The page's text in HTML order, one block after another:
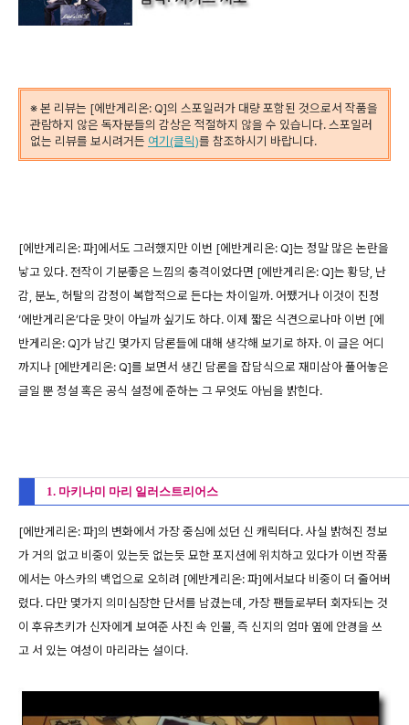
※ 본 리뷰는 [에반게리온: Q]의 스포일러가 대량 포함된 것으로서 작품을
관람하지 않은 독자분들의 감상은 적절하지 않을 수 있습니다. 스포일러
없는 리뷰를 보시려거든 여기(클릭)를 참조하시기 바랍니다.
[에반게리온: 파]에서도 그러했지만 이번 [에반게리온: Q]는 정말 많은 논란을
낳고 있다. 전작이 기분좋은 느낌의 충격이었다면 [에반게리온: Q]는 황당, 난
감, 분노, 허탈의 감정이 복합적으로 든다는 차이일까. 어쨌거나 이것이 진정
‘에반게리온’다운 맛이 아닐까 싶기도 하다. 이제 짧은 식견으로나마 이번 [에
반게리온: Q]가 남긴 몇가지 담론들에 대해 생각해 보기로 하자. 이 글은 어디
까지나 [에반게리온: Q]를 보면서 생긴 담론을 잡담식으로 재미삼아 풀어놓은
글일 뿐 정설 혹은 공식 설정에 준하는 그 무엇도 아님을 밝힌다.
1. 마키나미 마리 일러스트리어스
[에반게리온: 파]의 변화에서 가장 중심에 섰던 신 캐릭터다. 사실 밝혀진 정보
가 거의 없고 비중이 있는듯 없는듯 묘한 포지션에 위치하고 있다가 이번 작품
에서는 아스카의 백업으로 오히려 [에반게리온: 파]에서보다 비중이 더 줄어버
렸다. 다만 몇가지 의미심장한 단서를 남겼는데, 가장 팬들로부터 회자되는 것
이 후유츠키가 신자에게 보여준 사진 속 인물, 즉 신지의 엄마 옆에 안경을 쓰
고 서 있는 여성이 마리라는 설이다.